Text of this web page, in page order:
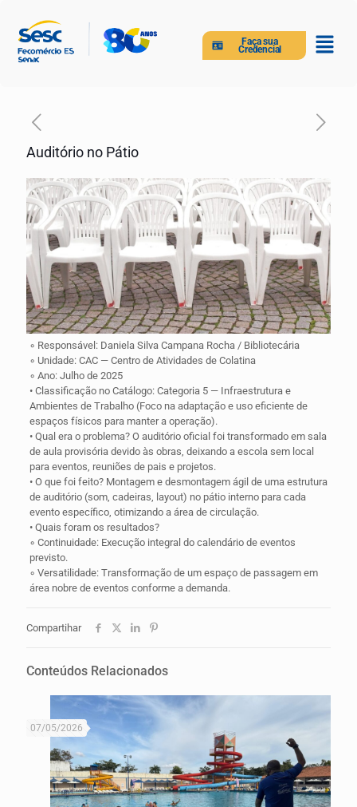
Faça sua
Credencial
Auditório no Pátio
◦ Responsável: Daniela Silva Campana Rocha / Bibliotecária
◦ Unidade: CAC — Centro de Atividades de Colatina
◦ Ano: Julho de 2025
• Classificação no Catálogo: Categoria 5 — Infraestrutura e
Ambientes de Trabalho (Foco na adaptação e uso eficiente de
espaços físicos para manter a operação).
• Qual era o problema? O auditório oficial foi transformado em sala
de aula provisória devido às obras, deixando a escola sem local
para eventos, reuniões de pais e projetos.
• O que foi feito? Montagem e desmontagem ágil de uma estrutura
de auditório (som, cadeiras, layout) no pátio interno para cada
evento específico, otimizando a área de circulação.
• Quais foram os resultados?
◦ Continuidade: Execução integral do calendário de eventos
previsto.
◦ Versatilidade: Transformação de um espaço de passagem em
área nobre de eventos conforme a demanda.
Compartihar
Conteúdos Relacionados
07/05/2026